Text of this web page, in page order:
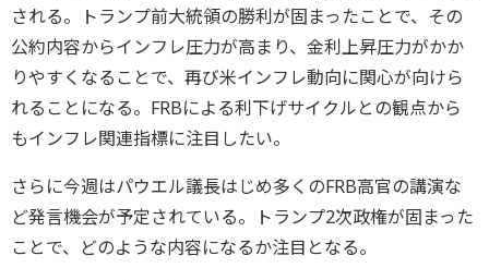
される。トランプ前大統領の勝利が固まったことで、その
公約内容からインフレ圧力が高まり、金利上昇圧力がかか
りやすくなることで、再び米インフレ動向に関心が向けら
れることになる。FRBによる利下げサイクルとの観点から
もインフレ関連指標に注目したい。
さらに今週はパウエル議長はじめ多くのFRB高官の講演な
ど発言機会が予定されている。トランプ2次政権が固まった
ことで、どのような内容になるか注目となる。